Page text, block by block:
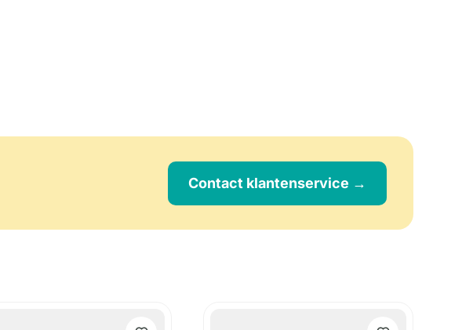
Contact klantenservice →